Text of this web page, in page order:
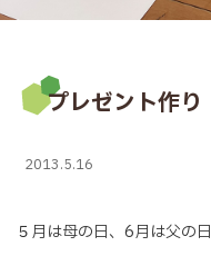
プレゼント作り
2013.5.16
５月は母の日、6月は父の日